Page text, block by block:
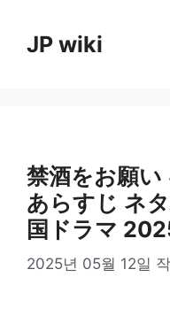
JP wiki
禁酒をお願い
あらすじ ネ
国ドラマ
2025년 05월 12일